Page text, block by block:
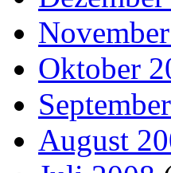
Oktober
August